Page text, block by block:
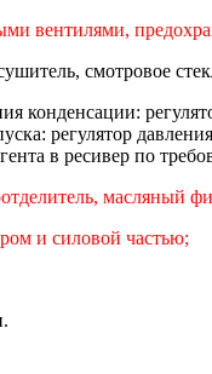
вентилями,
смотровое
конденсации:
регулятор
в ресивер по
масляный
и силовой частью;